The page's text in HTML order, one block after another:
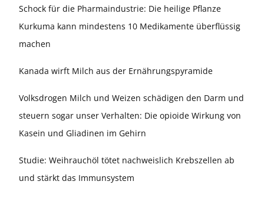
Schock für die Pharmaindustrie: Die heilige Pflanze
Kurkuma kann mindestens 10 Medikamente überflüssig
machen
Kanada wirft Milch aus der Ernährungspyramide
Volksdrogen Milch und Weizen schädigen den Darm und
steuern sogar unser Verhalten: Die opioide Wirkung von
Kasein und Gliadinen im Gehirn
Studie: Weihrauchöl tötet nachweislich Krebszellen ab
und stärkt das Immunsystem